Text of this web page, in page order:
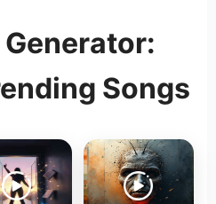
Songs